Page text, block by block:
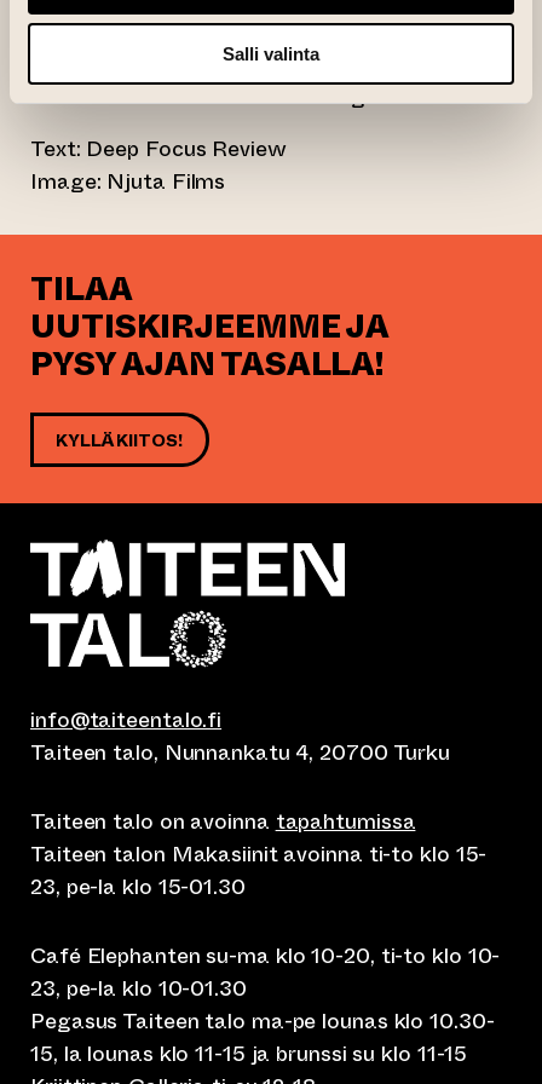
Salli valinta
in Turku! No screenings in other local cinemas
Warm welcome to all who love good movies!
Text: Deep Focus Review
Image: Njuta Films
TILAA
UUTISKIRJEEMME JA
PYSY AJAN TASALLA!
KYLLÄ KIITOS!
info@taiteentalo.fi
Taiteen talo, Nunnankatu 4, 20700 Turku
Taiteen talo on avoinna tapahtumissa
Taiteen talon Makasiinit avoinna ti-to klo 15-
23, pe-la klo 15-01.30
Café Elephanten su-ma klo 10-20, ti-to klo 10-
23, pe-la klo 10-01.30
Pegasus Taiteen talo ma-pe lounas klo 10.30-
15, la lounas klo 11-15 ja brunssi su klo 11-15